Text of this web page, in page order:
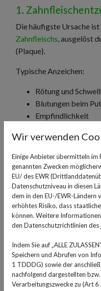
1.
Die häufigste Ursache ist
Zahnfleischs , ausgelöst
(Plaque).
Typische Anzeichen:
Rötung und
Blutungen beim
Empfindlichkeit
Unbehandelt kann sich
2. Verletzung am
Eine Verletzung am
durch harte
durch zu festes
durch scharfe
Zahnspangen
Eine solche Verletzung
und heilt innerhalb
Wir verwenden
Einige Anbieter übermitteln im
genannten Zwecken
EU/ des EWR
Datenschutzniveau in diesen
dem in den EU-/EWR-Ländern
erhöhtes Risiko, dass
können. Weitere
den Datenschutzrichtlinien
Indem Sie auf „ALLE
Speichern und Abrufen von
1 TDDDG) sowie der
nachfolgend dargestellten
Verarbeitungszwecke zu (Art 6